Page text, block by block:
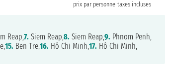
prix par personne taxes incluses
Reap,7. Siem Reap,8. Siem Reap,9. Phnom Penh,
15. Ben Tre,16. Hô Chi Minh,17. Hô Chi Minh,